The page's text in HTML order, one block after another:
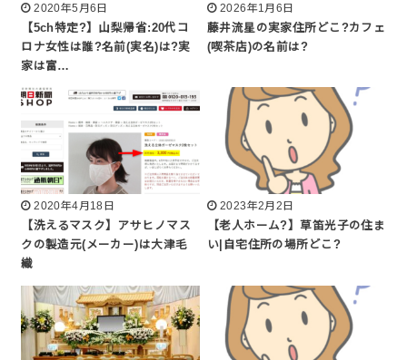
2020年5月6日
【5ch特定?】山梨帰省:20代コ
ロナ女性は誰?名前(実名)は?実
家は富…
2026年1月6日
藤井流星の実家住所どこ?カフェ
(喫茶店)の名前は?
2020年4月18日
【洗えるマスク】アサヒノマス
クの製造元(メーカー)は大津毛
織
2023年2月2日
【老人ホーム?】草笛光子の住ま
い|自宅住所の場所どこ?